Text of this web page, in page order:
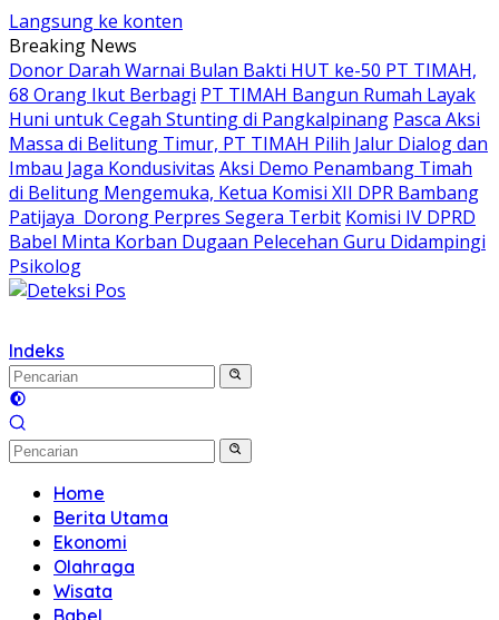
Langsung ke konten
Breaking News
Donor Darah Warnai Bulan Bakti HUT ke-50 PT TIMAH,
68 Orang Ikut Berbagi PT TIMAH Bangun Rumah Layak
Huni untuk Cegah Stunting di Pangkalpinang Pasca Aksi
Massa di Belitung Timur, PT TIMAH Pilih Jalur Dialog dan
Imbau Jaga Kondusivitas Aksi Demo Penambang Timah
di Belitung Mengemuka, Ketua Komisi XII DPR Bambang
Patijaya Dorong Perpres Segera Terbit Komisi IV DPRD
Babel Minta Korban Dugaan Pelecehan Guru Didampingi
Psikolog
Indeks
Home
Berita Utama
Ekonomi
Olahraga
Wisata
Babel